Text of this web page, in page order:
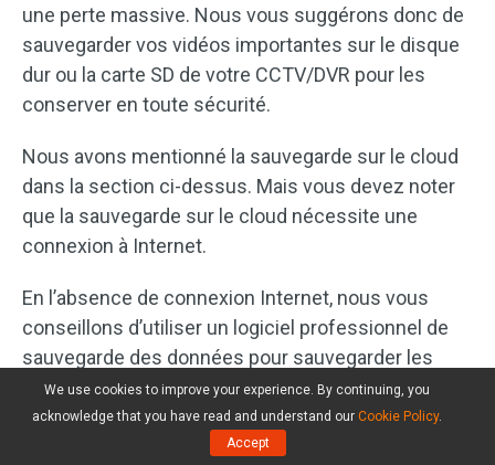
une perte massive. Nous vous suggérons donc de
sauvegarder vos vidéos importantes sur le disque
dur ou la carte SD de votre CCTV/DVR pour les
conserver en toute sécurité.
Nous avons mentionné la sauvegarde sur le cloud
dans la section ci-dessus. Mais vous devez noter
que la sauvegarde sur le cloud nécessite une
connexion à Internet.
En l’absence de connexion Internet, nous vous
conseillons d’utiliser un logiciel professionnel de
sauvegarde des données pour sauvegarder les
vidéos des caméras CCTV/DVR.
Utiliser les programmes de MiniTools
We use cookies to improve your experience. By continuing, you
acknowledge that you have read and understand our Cookie Policy.
Accept